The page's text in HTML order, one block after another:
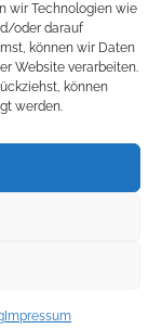
wir Technologien wie
oder darauf
können wir Daten
Website verarbeiten.
können
werden.
Impressum
| Alle Rechte